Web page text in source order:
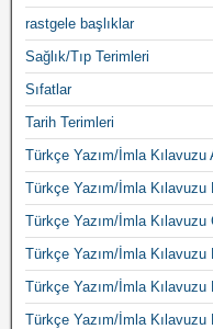
rastgele başlıklar
Sağlık/Tıp Terimleri
Sıfatlar
Tarih Terimleri
Türkçe Yazım/İmla Kılavuzu
Türkçe Yazım/İmla Kılavuzu
Türkçe Yazım/İmla Kılavuzu
Türkçe Yazım/İmla Kılavuzu
Türkçe Yazım/İmla Kılavuzu
Türkçe Yazım/İmla Kılavuzu